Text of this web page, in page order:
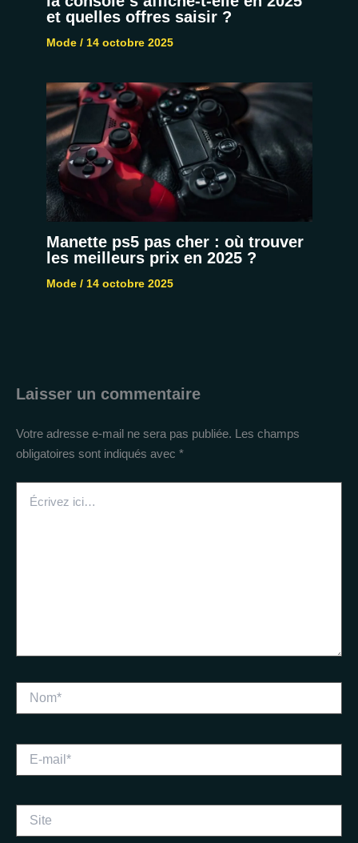
et quelles offres saisir ?
Mode/ 14 octobre 2025
Manette ps5 pas cher : où trouver
les meilleurs prix en 2025 ?
Mode/ 14 octobre 2025
Laisser un commentaire
Votre adresse e-mail ne sera pas publiée. Les champs
obligatoires sont indiqués avec *
ici…
Nom*
mail*